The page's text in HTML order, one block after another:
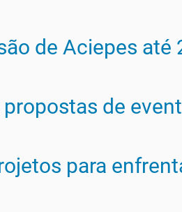
de Aciepes até
de
para